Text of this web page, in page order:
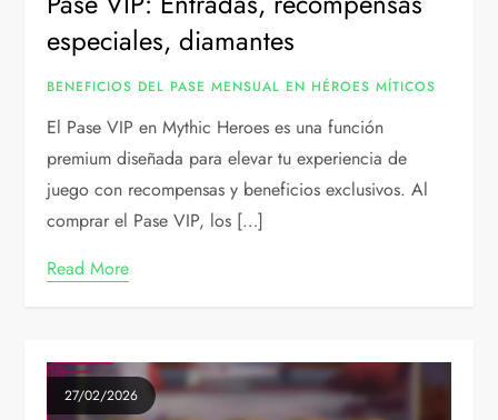
especiales, diamantes
BENEFICIOS DEL PASE MENSUAL EN HÉROES MÍTICOS
El Pase VIP en Mythic Heroes es una función
premium diseñada para elevar tu experiencia de
juego con recompensas y beneficios exclusivos. Al
comprar el Pase VIP, los […]
Read More
27/02/2026